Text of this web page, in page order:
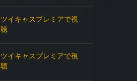
ツイキャスプレミアで視
聴
ツイキャスプレミアで視
聴